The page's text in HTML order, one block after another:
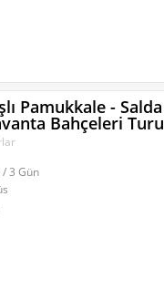
Pamukkale - Salda
Bahçeleri Turu
/ 3 Gün